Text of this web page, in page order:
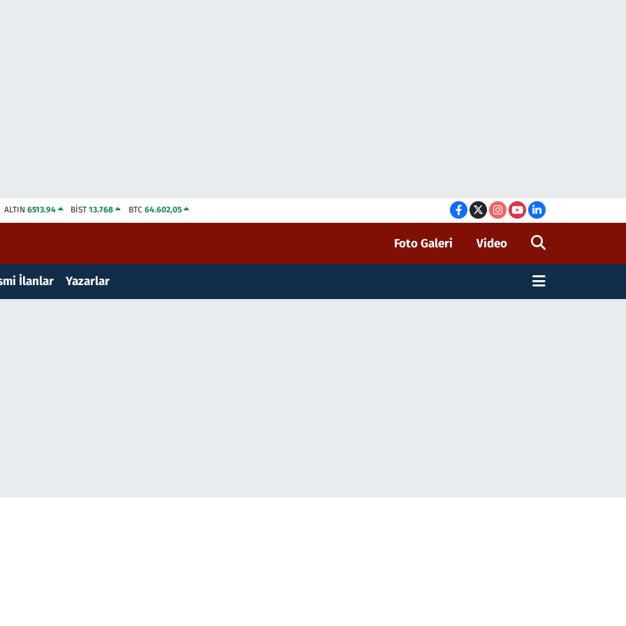
ALTIN 6513.94 BİST13.768 BTC 64.602,05
Foto Galeri Video
İlanlar Yazarlar